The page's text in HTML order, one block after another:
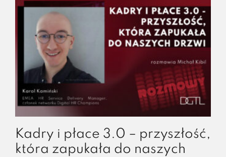
Kadry i płace 3.0 – przyszłość,
która zapukała do naszych